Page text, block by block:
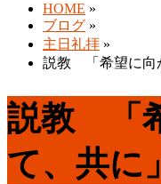
HOME »
ブログ »
主日礼拝 »
説教 「希望に向
説教 「
て、共に」